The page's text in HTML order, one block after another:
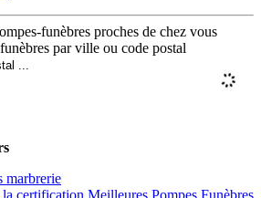
funèbres proches de chez vous
par ville ou code postal
marbrerie
certification Meilleures Pompes Funèbres